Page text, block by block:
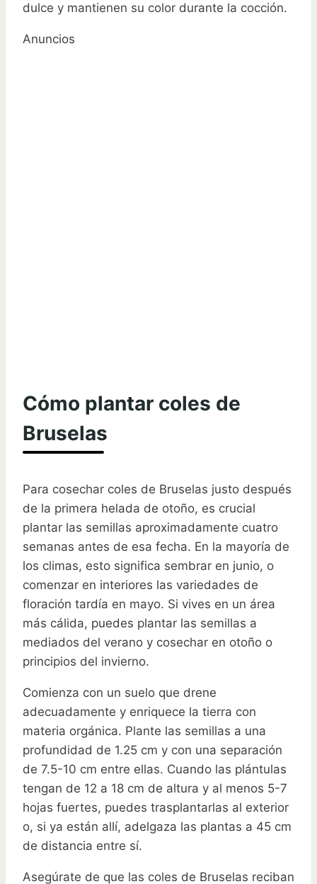
dulce y mantienen su color durante la cocción.
Anuncios
Cómo plantar coles de
Bruselas
Para cosechar coles de Bruselas justo después
de la primera helada de otoño, es crucial
plantar las semillas aproximadamente cuatro
semanas antes de esa fecha. En la mayoría de
los climas, esto significa sembrar en junio, o
comenzar en interiores las variedades de
floración tardía en mayo. Si vives en un área
más cálida, puedes plantar las semillas a
mediados del verano y cosechar en otoño o
principios del invierno.
Comienza con un suelo que drene
adecuadamente y enriquece la tierra con
materia orgánica. Plante las semillas a una
profundidad de 1.25 cm y con una separación
de 7.5-10 cm entre ellas. Cuando las plántulas
tengan de 12 a 18 cm de altura y al menos 5-7
hojas fuertes, puedes trasplantarlas al exterior
o, si ya están allí, adelgaza las plantas a 45 cm
de distancia entre sí.
Asegúrate de que las coles de Bruselas reciban